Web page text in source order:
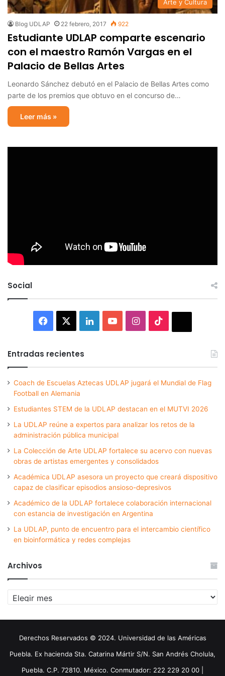
Arte y Cultura
Blog UDLAP 22 febrero, 2017 922
Estudiante UDLAP comparte escenario
con el maestro Ramón Vargas en el
Palacio de Bellas Artes
Leonardo Sánchez debutó en el Palacio de Bellas Artes como
parte de los premios que obtuvo en el concurso de…
Leer más »
Social
Facebook LinkedInYouTubeInstagram
Entradas recientes
Coach de Escuelas Aztecas UDLAP jugará el Mundial de Flag
Football en Alemania
Estudiantes STEM de la UDLAP destacan en el MUTVI 2026
La UDLAP reúne a expertos para analizar los retos de la
administración pública municipal
La Colección de Arte UDLAP fortalece su acervo con nuevas
obras de artistas emergentes y consolidados
Académica UDLAP asesora un proyecto que creará dispositivo
capaz de clasificar episodios ansioso-depresivos
Académico de la UDLAP fortalece colaboración internacional
con estancia de investigación en Argentina
La UDLAP, punto de encuentro para el intercambio científico
en bioinformática y redes complejas
Archivos
Archivos
Derechos Reservados © 2024. Universidad de las Américas
Puebla. Ex hacienda Sta. Catarina Mártir S/N. San Andrés Cholula,
Puebla. C.P. 72810. México. Conmutador: 222 229 20 00 |